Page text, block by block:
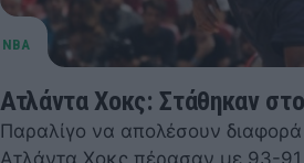
Ατλάντα Χοκς: Στάθηκαν
Παραλίγο να απολέσουν
Ατλάντα Χοκς πέρασαν με 93-